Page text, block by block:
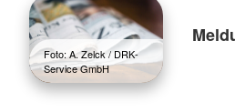
Foto: A. Zelck / DRK-
Service GmbH